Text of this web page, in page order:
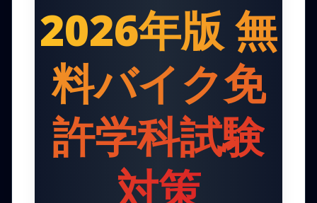
2026年版 無
料バイク免
許学科試験
対策